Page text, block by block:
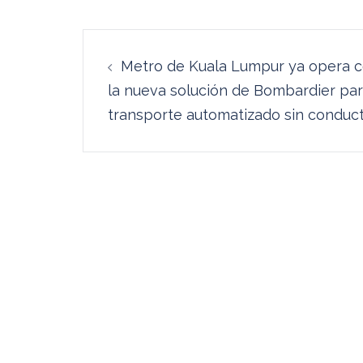
de
entradas
Metro de Kuala Lumpur ya opera
la nueva solución de Bombardier
transporte automatizado sin